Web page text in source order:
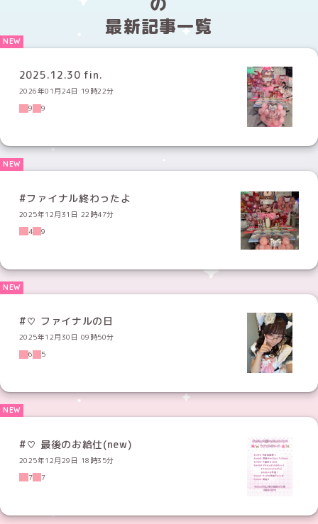
最新記事一覧
2025.12.30 fin.
2026年01月24日 19時22分
9
9
#ファイナル終わったよ
2025年12月31日 22時47分
4
9
#♡ ファイナルの日
2025年12月30日 09時50分
6
5
#♡ 最後のお給仕(new)
2025年12月29日 18時35分
7
7